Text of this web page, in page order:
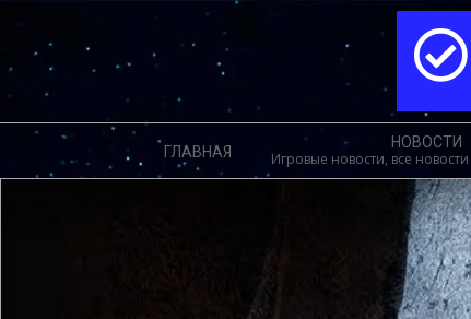
содержимому
Меню
навигации
ГЛАВНАЯ
НОВОСТИ
Игровые новости, все